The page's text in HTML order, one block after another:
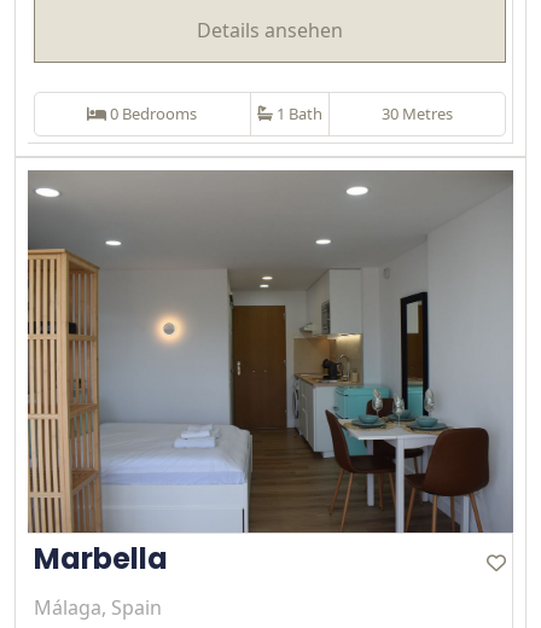
Details ansehen
0 Bedrooms 1 Bath 30 Metres
Marbella
Málaga, Spain